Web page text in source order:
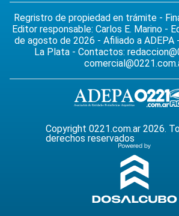
Regristro de propiedad en trámite -
Editor responsable: Carlos E. Marino -
de agosto de 2026 - Afiliado a ADEPA
La Plata - Contactos:
Copyright 0221.com.ar 2026.
derechos reservados